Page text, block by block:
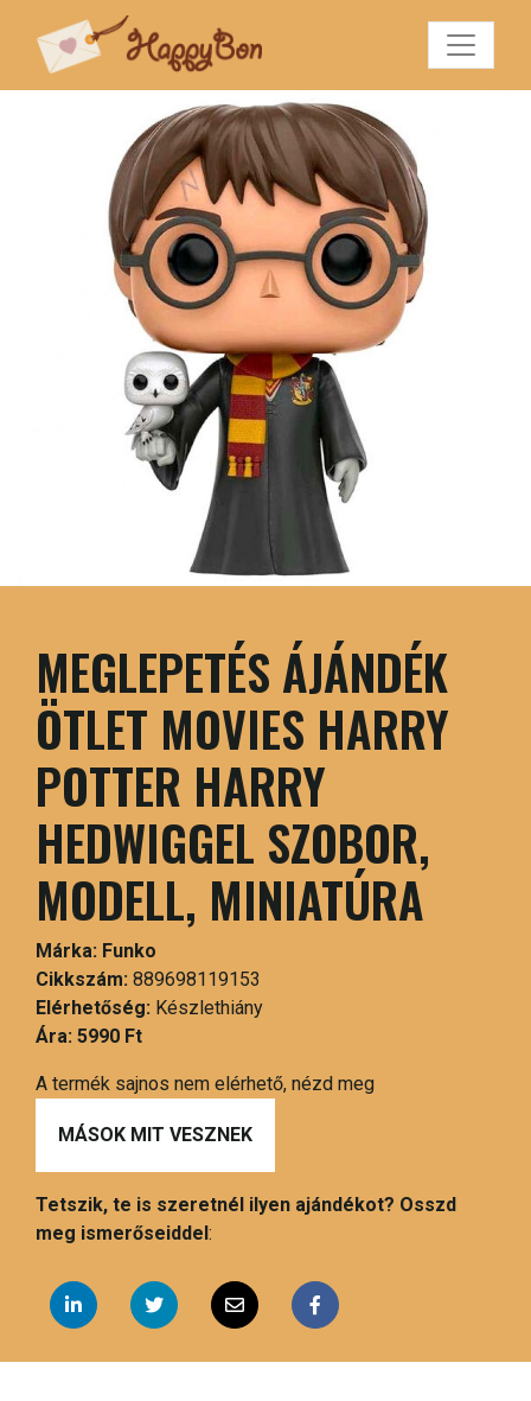
MEGLEPETÉS ÁJÁNDÉK
ÖTLET MOVIES HARRY
POTTER HARRY
HEDWIGGEL SZOBOR,
MODELL, MINIATÚRA
Márka: Funko
Cikkszám: 889698119153
Elérhetőség: Készlethiány
Ára: 5990 Ft
A termék sajnos nem elérhető, nézd meg
MÁSOK MIT VESZNEK
Tetszik, te is szeretnél ilyen ajándékot? Osszd
meg ismerőseiddel: